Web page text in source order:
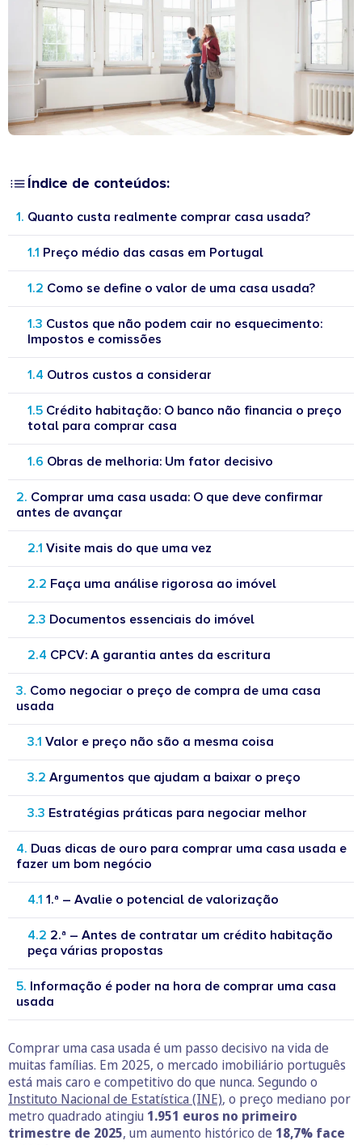
Índice de conteúdos:
Quanto custa realmente comprar casa usada?
Preço médio das casas em Portugal
Como se define o valor de uma casa usada?
Custos que não podem cair no esquecimento:
Impostos e comissões
Outros custos a considerar
Crédito habitação: O banco não financia o preço
total para comprar casa
Obras de melhoria: Um fator decisivo
Comprar uma casa usada: O que deve confirmar
antes de avançar
Visite mais do que uma vez
Faça uma análise rigorosa ao imóvel
Documentos essenciais do imóvel
CPCV: A garantia antes da escritura
Como negociar o preço de compra de uma casa
usada
Valor e preço não são a mesma coisa
Argumentos que ajudam a baixar o preço
Estratégias práticas para negociar melhor
Duas dicas de ouro para comprar uma casa usada e
fazer um bom negócio
1.ª – Avalie o potencial de valorização
2.ª – Antes de contratar um crédito habitação
peça várias propostas
Informação é poder na hora de comprar uma casa
usada
Comprar uma casa usada é um passo decisivo na vida de
muitas famílias. Em 2025, o mercado imobiliário português
está mais caro e competitivo do que nunca. Segundo o
Instituto Nacional de Estatística (INE), o preço mediano por
metro quadrado atingiu 1.951 euros no primeiro
trimestre de 2025, um aumento histórico de 18,7% face